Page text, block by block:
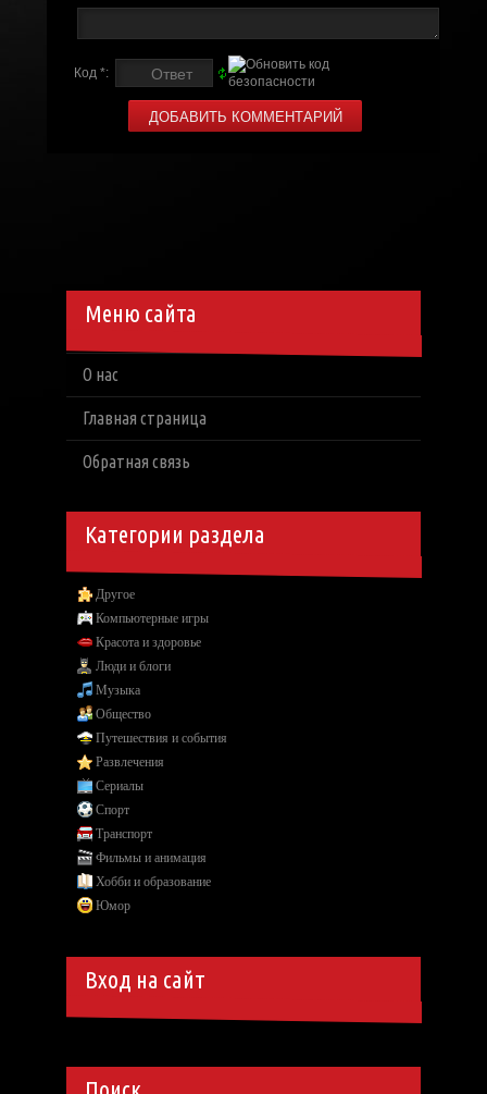
Код *:
Меню сайта
О нас
Главная страница
Обратная связь
Категории раздела
Другое
Компьютерные игры
Красота и здоровье
Люди и блоги
Музыка
Общество
Путешествия и события
Развлечения
Сериалы
Спорт
Транспорт
Фильмы и анимация
Хобби и образование
Юмор
Вход на сайт